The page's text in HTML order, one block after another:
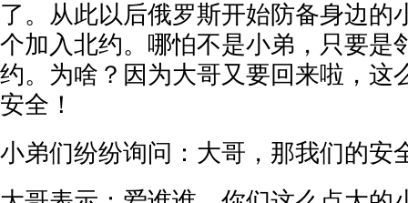
了。从此以后俄罗斯开始防备身边的
个加入北约。哪怕不是小弟，只要是
约。为啥？因为大哥又要回来啦，这
安全！
小弟们纷纷询问：大哥，那我们的安